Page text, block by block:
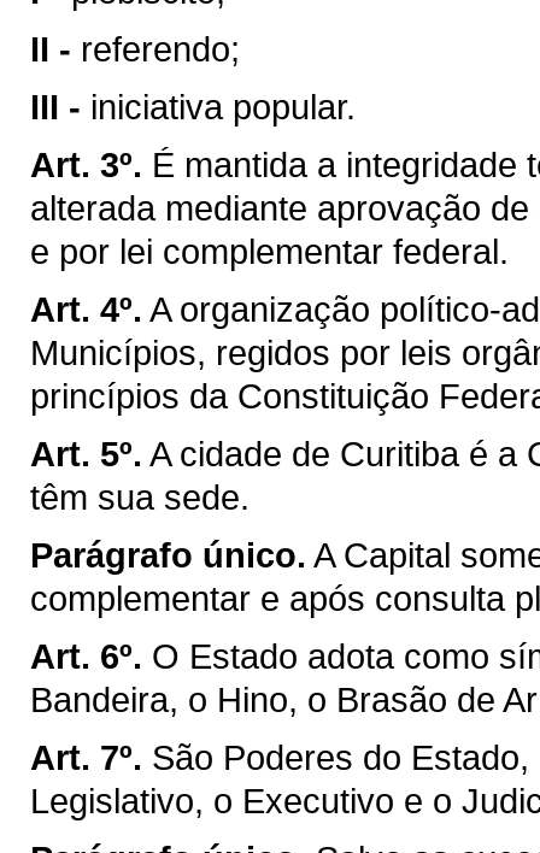
II - referendo;
III - iniciativa popular.
Art. 3º. É mantida a integridade
alterada mediante aprovação
e por lei complementar federal.
Art. 4º. A organização político-
Municípios, regidos por leis
princípios da Constituição
Art. 5º. A cidade de Curitiba é a
têm sua sede.
Parágrafo único. A Capital
complementar e após consulta
Art. 6º. O Estado adota como
Bandeira, o Hino, o Brasão de
Art. 7º. São Poderes do
Legislativo, o Executivo e o